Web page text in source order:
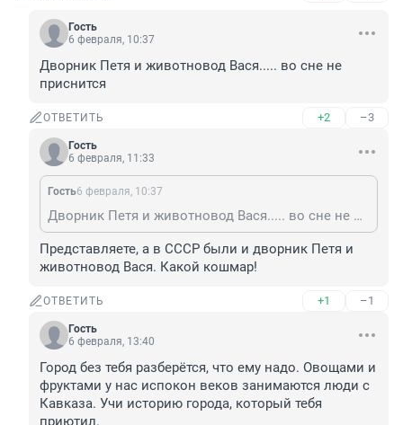
Гость
6 февраля, 10:37
Дворник Петя и животновод Вася..... во сне не
приснится
ОТВЕТИТЬ +2 –3
Гость
6 февраля, 11:33
Гость6 февраля, 10:37
Дворник Петя и животновод Вася..... во сне не приснится
Представляете, а в СССР были и дворник Петя и
животновод Вася. Какой кошмар!
ОТВЕТИТЬ +1 –1
Гость
6 февраля, 13:40
Город без тебя разберётся, что ему надо. Овощами и
фруктами у нас испокон веков занимаются люди с
Кавказа. Учи историю города, который тебя
приютил.